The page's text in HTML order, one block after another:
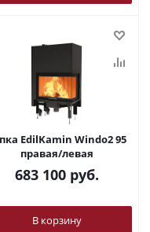
EdilKamin Windo2 95
правая/левая
683 100руб.
В корзину